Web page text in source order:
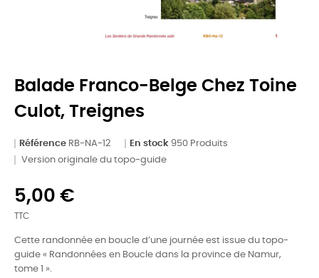
Balade Franco-Belge Chez Toine
Culot, Treignes
Référence RB-NA-12 En stock 950 Produits
Version originale du topo-guide
5,00 €
TTC
Cette randonnée en boucle d’une journée est issue du topo-
guide « Randonnées en Boucle dans la province de Namur,
tome 1 ».